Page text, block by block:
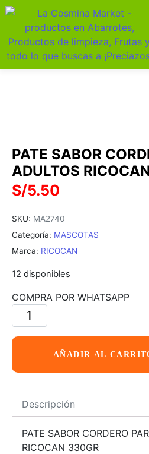
PATE SABOR
ADULTOS
S/5.50
SKU: MA2740
Categoría: MASCOTAS
Marca: RICOCAN
12 disponibles
COMPRA POR WHATSAPP
AÑADIR AL
Descripción
PATE SABOR CORDERO
RICOCAN 330GR